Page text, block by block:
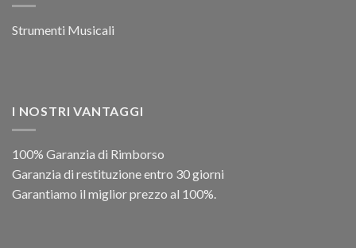
Strumenti Musicali
I NOSTRI VANTAGGI
100% Garanzia di Rimborso
Garanzia di restituzione entro 30 giorni
Garantiamo il miglior prezzo al 100%.